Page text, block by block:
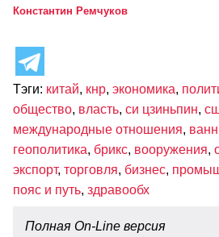
Константин Ремчуков
Тэги: китай, кнр, экономика,
общество, власть, си цзиньпин,
международные отношения,
геополитика, брикс, вооружения,
экспорт, торговля, бизнес,
пояс и путь, здравообх
Полная On-Line версия